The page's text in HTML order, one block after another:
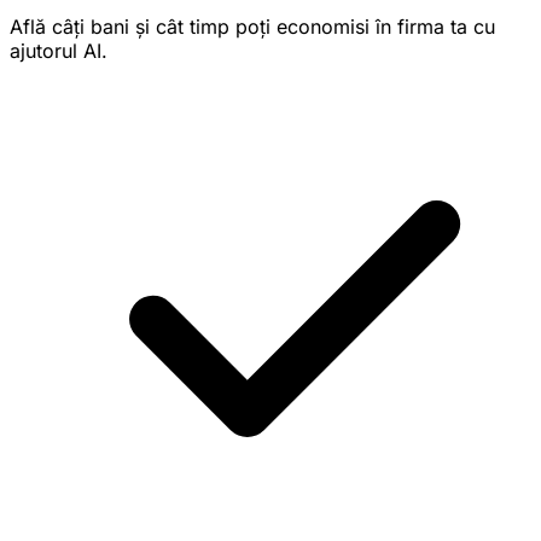
Află câți bani și cât timp poți economisi în firma ta cu
ajutorul AI.